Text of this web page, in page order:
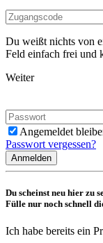
Du weißt nichts von
Feld einfach frei und
Weiter
Angemeldet
Passwort vergessen?
Anmelden
Du scheinst neu hier zu
Fülle nur noch schnell
Ich habe bereits ein